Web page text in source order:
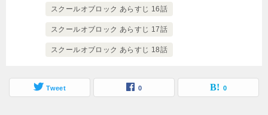
スクールオブロック あらすじ 16話
スクールオブロック あらすじ 17話
スクールオブロック あらすじ 18話
Tweet 0 0